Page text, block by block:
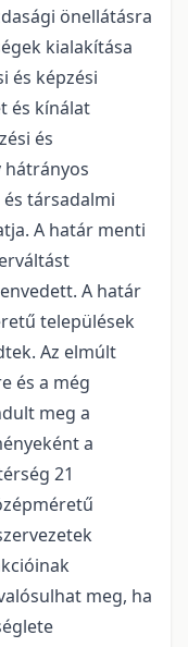
önellátásra
kialakítása
és képzési
és kínálat
és
társadalmi
A határ menti
A határ
települések
Az elmúlt
és a még
meg a
a
21
meg, ha